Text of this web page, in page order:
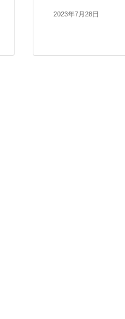
2023年7月28日